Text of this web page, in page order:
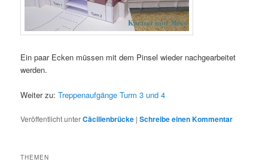
Ein paar Ecken müssen mit dem Pinsel wieder nachgearbeitet
werden.
Weiter zu:Treppenaufgänge Turm 3 und 4
Veröffentlicht unterCäcilienbrücke |Schreibe einen Kommentar
THEMEN